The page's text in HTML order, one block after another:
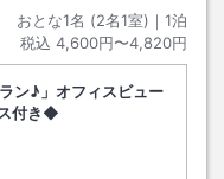
おとな1名 (2名1室)｜ 1泊
税込 4,600円〜4,820円
♪」オフィスビュー
付き◆